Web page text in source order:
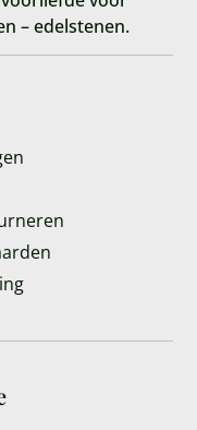
– edelstenen.